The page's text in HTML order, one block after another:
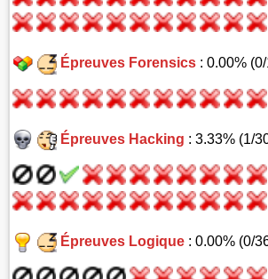
Épreuves Forensics: 0.00%
Épreuves Hacking : 3.33% (1/
Épreuves Logique: 0.00% (0/